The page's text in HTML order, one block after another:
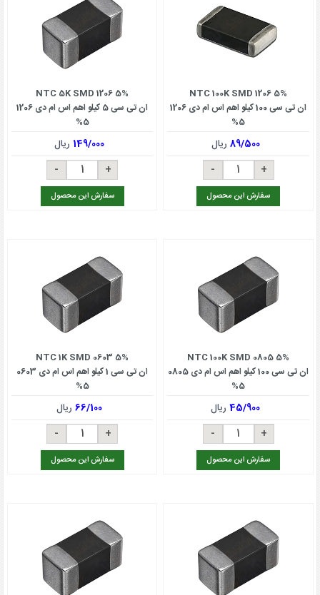
NTC 100K SMD 1206 5%
ان تی سی 100 کیلو اهم اس ام دی 1206
5%
89/500 ریال
سفارش این محصول
NTC 5K SMD 1206 5%
ان تی سی 5 کیلو اهم اس ام دی 1206
5%
149/000 ریال
سفارش این محصول
NTC 100K SMD 0805 5%
ان تی سی 100 کیلو اهم اس ام دی 0805
5%
45/900ریال
سفارش این محصول
NTC 1K SMD 0603 5%
ان تی سی 1 کیلو اهم اس ام دی 0603
5%
66/100ریال
سفارش این محصول